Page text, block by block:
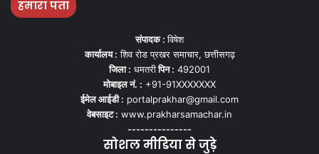
हमारा पता
संपादक :विषेश
कार्यालय : शिव रोड प्रखर समाचार, छत्तीसगढ़
जिला : धमतरीपिन : 492001
मोबाइल नं. : +91-91XXXXXXX
ईमेल आईडी : portalprakhar@gmail.com
वेबसाइट : www.prakharsamachar.in
---------------
सोशल मीडिया से जुड़े